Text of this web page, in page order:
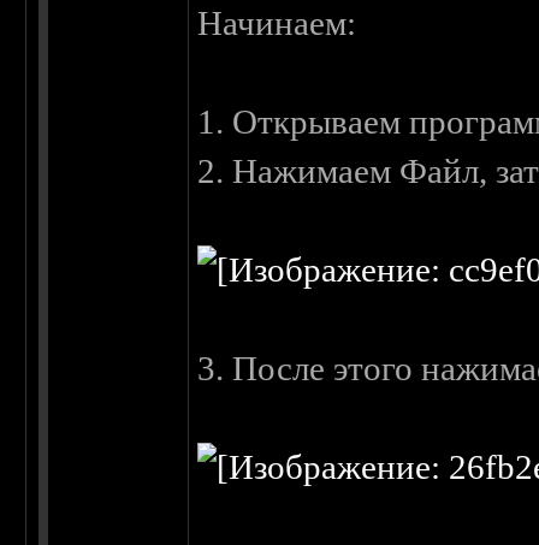
Начинаем:
1. Открываем
2. Нажимаем Файл,
3. После этого